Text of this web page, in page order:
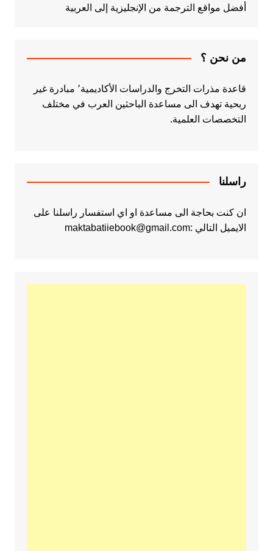
أفضل مواقع الترجمة من الإنجليزية إلى العربية
من نحن ؟
قاعدة مذرات التخرج والدراسات الأكاديمية٬ مبادرة غير
ربحية تهدف الى مساعدة الباحثين العرب في مختلف
التخصصات العلمية.
راسلنا
ان كنت بحاجة الى مساعدة او اي استفسار راسلنا على
الايميل التالي :maktabatiiebook@gmail.com